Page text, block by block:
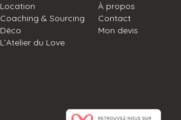
Location
Coaching & Sourcing
Déco
L’Atelier du Love
À propos
Contact
Mon devis